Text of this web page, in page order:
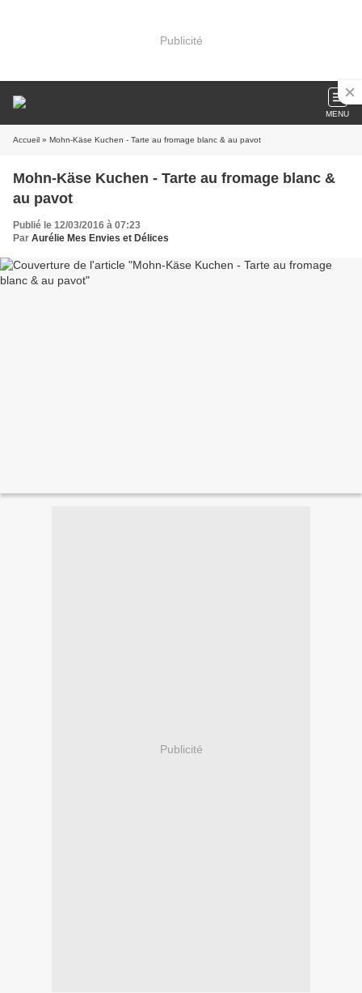
Publicité
MENU
Accueil » Mohn-Käse Kuchen - Tarte au fromage blanc & au pavot
Mohn-Käse Kuchen - Tarte au fromage blanc &
au pavot
Publié le 12/03/2016 à 07:23
Par Aurélie Mes Envies et Délices
Publicité